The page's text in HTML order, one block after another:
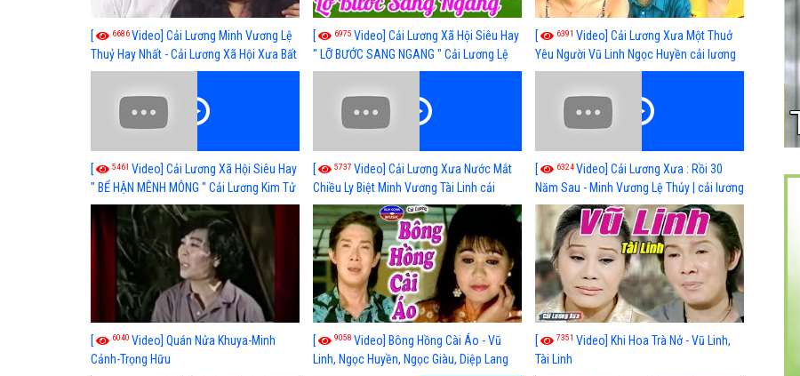
[ 6686Video] Cải Lương Minh Vương Lệ
Thuỷ Hay Nhất - Cải Lương Xã Hội Xưa Bất
Hủ
[ 6975 Video] Cải Lương Xã Hội Siêu Hay
" LỠ BƯỚC SANG NGANG " Cải Lương Lệ
Thuỷ, Thanh Tuấn, Hồng Nga
[ 6391 Video] Cải Lương Xưa Một Thuở
Yêu Người Vũ Linh Ngọc Huyền cải lương
xã hội hay nhất
[ 5461 Video] Cải Lương Xã Hội Siêu Hay
" BỂ HẬN MÊNH MÔNG " Cải Lương Kim Tử
Long, Thanh Ngân Hay Nhất
[ 5737 Video] Cải Lương Xưa Nước Mắt
Chiều Ly Biệt Minh Vương Tài Linh cải
lương xã hội hay nhất
[ 6324Video] Cải Lương Xưa : Rồi 30
Năm Sau - Minh Vương Lệ Thủy | cải lương
xã hội hay nhất
[ 6040 Video] Quán Nửa Khuya-Minh
Cảnh-Trọng Hữu
[ 9058 Video] Bông Hồng Cài Áo - Vũ
Linh, Ngọc Huyền, Ngọc Giàu, Diệp Lang
[ 7351 Video] Khi Hoa Trà Nở - Vũ Linh,
Tài Linh